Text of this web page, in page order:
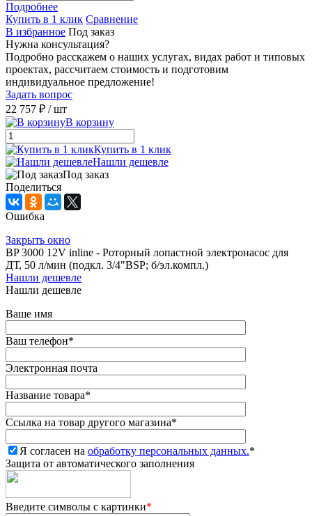
Подробнее
Купить в 1 клик Сравнение
В избранное Под заказ
Нужна консультация?
Подробно расскажем о наших услугах, видах работ и типовых
проектах, рассчитаем стоимость и подготовим
индивидуальное предложение!
Задать вопрос
22 757 ₽ / шт
В корзину
Купить в 1 клик
Нашли дешевле
Под заказ
Поделиться
Ошибка
Закрыть окно
BP 3000 12V inline - Роторный лопастной электронасос для
ДТ, 50 л/мин (подкл. 3/4"BSP; б/эл.компл.)
Нашли дешевле
Нашли дешевле
Ваше имя
Ваш телефон*
Электронная почта
Название товара*
Ссылка на товар другого магазина*
Я согласен на обработку персональных данных.*
Защита от автоматического заполнения
Введите символы с картинки*